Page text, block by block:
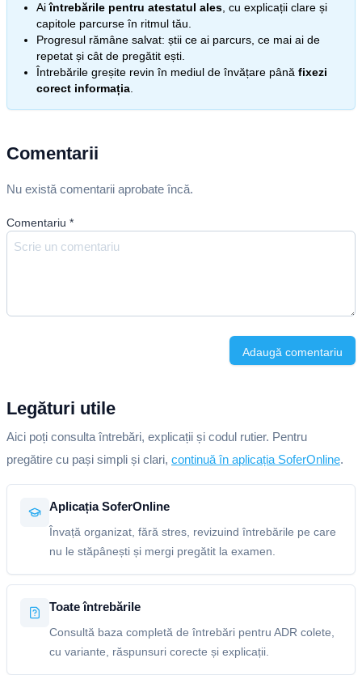
Aiîntrebările pentru atestatul ales , cu explicații clare și
capitole parcurse în ritmul tău.
Progresul rămâne salvat: știi ce ai parcurs, ce mai ai de
repetat și cât de pregătit ești.
Întrebările greșite revin în mediul de învățare până fixezi
corect informația
Comentarii
Nu există comentarii aprobate încă.
Comentariu *
Adaugă comentariu
Legături utile
Aici poți consulta întrebări, explicații și codul rutier. Pentru
pregătire cu pași simpli și clari, continuă în aplicația SoferOnline.
Aplicația SoferOnline
Învață organizat, fără stres, revizuind întrebările pe care
nu le stăpânești și mergi pregătit la examen.
Toate întrebările
Consultă baza completă de întrebări pentru ADR colete,
cu variante, răspunsuri corecte și explicații.